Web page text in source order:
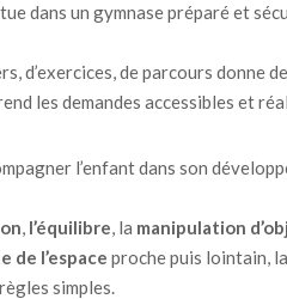
dans un gymnase préparé et
d’exercices, de parcours donne
les demandes accessibles et
l’enfant dans son
, l’équilibre, la manipulation
de l’espace proche puis lointain, la
simples.